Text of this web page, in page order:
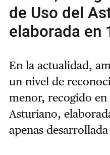
de Uso del
elaborada en
En la actualidad,
un nivel de
menor, recogido en
Asturiano,
apenas